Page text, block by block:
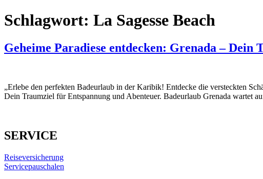
Schlagwort: La Sagesse Beach
Geheime Paradiese entdecken: Grenada –
„Erlebe den perfekten Badeurlaub in der Karibik! Entdecke die versteckten
Dein Traumziel für Entspannung und Abenteuer. Badeurlaub Grenada wartet
SERVICE
Reiseversicherung
Servicepauschalen